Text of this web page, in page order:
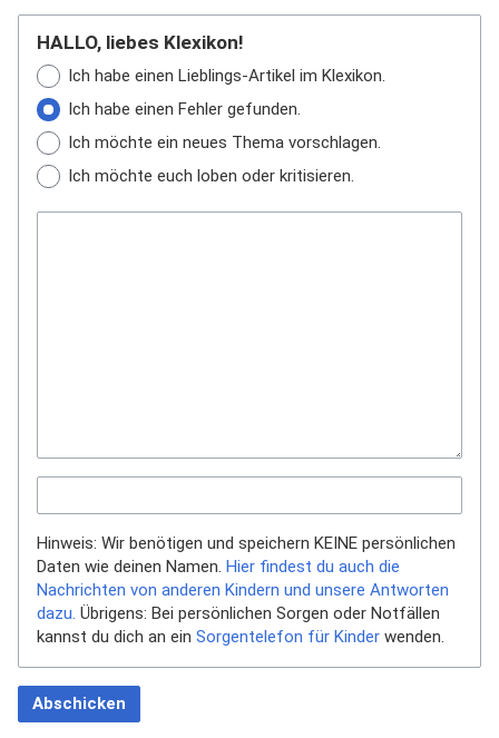
HALLO, liebes Klexikon!
Ich habe einen Lieblings-Artikel im Klexikon.
Ich habe einen Fehler gefunden.
Ich möchte ein neues Thema vorschlagen.
Ich möchte euch loben oder kritisieren.
Hinweis: Wir benötigen und speichern KEINE persönlichen
Daten wie deinen Namen. Hier findest du auch die
Nachrichten von anderen Kindern und unsere Antworten
dazu. Übrigens: Bei persönlichen Sorgen oder Notfällen
kannst du dich an ein Sorgentelefon für Kinder wenden.
Abschicken